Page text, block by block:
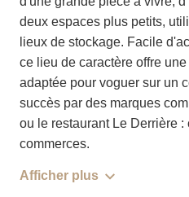
deux espaces plus petits,
lieux de stockage. Facile
ce lieu de caractère offre
adaptée pour voguer sur un
succès par des marques
ou le restaurant Le Derrière
commerces.
Afficher plus